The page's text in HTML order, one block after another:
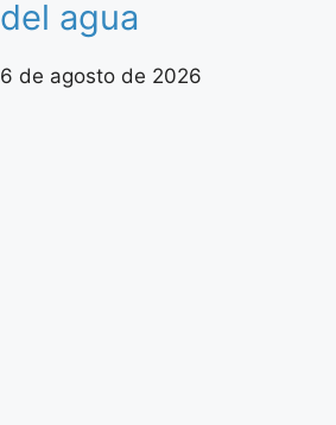
del agua
6 de agosto de 2026